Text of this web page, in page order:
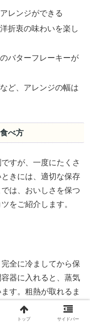
レンジができる
折衷の味わいを楽し
バターフレーキーが
ど、アレンジの幅は
べ方
すが、一度にたくさ
きには、適切な保存
は、おいしさを保つ
をご紹介します。
全に冷ましてから保
器に入れると、蒸気
す。粗熱が取れるま
すとよいでしょう。
トップ サイドバー